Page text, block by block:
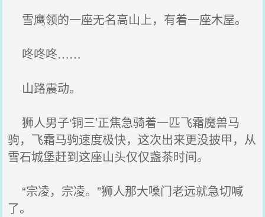
雪鹰领的一座无名高山上，有着一座木屋。
咚咚咚……
山路震动。
狮人男子‘铜三’正焦急骑着一匹飞霜魔兽马
驹，飞霜马驹速度极快，这次出来更没披甲，从
雪石城堡赶到这座山头仅仅盏茶时间。
“宗凌，宗凌。”狮人那大嗓门老远就急切喊
了。